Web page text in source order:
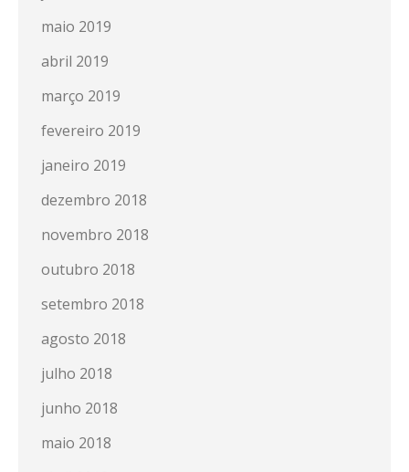
maio 2019
abril 2019
março 2019
fevereiro 2019
janeiro 2019
dezembro 2018
novembro 2018
outubro 2018
setembro 2018
agosto 2018
julho 2018
junho 2018
maio 2018